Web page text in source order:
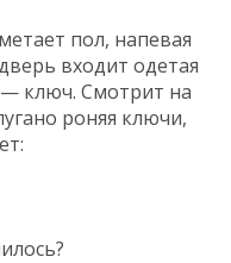
пол, напевая
входит одетая
— ключ. Смотрит на
роняя ключи,